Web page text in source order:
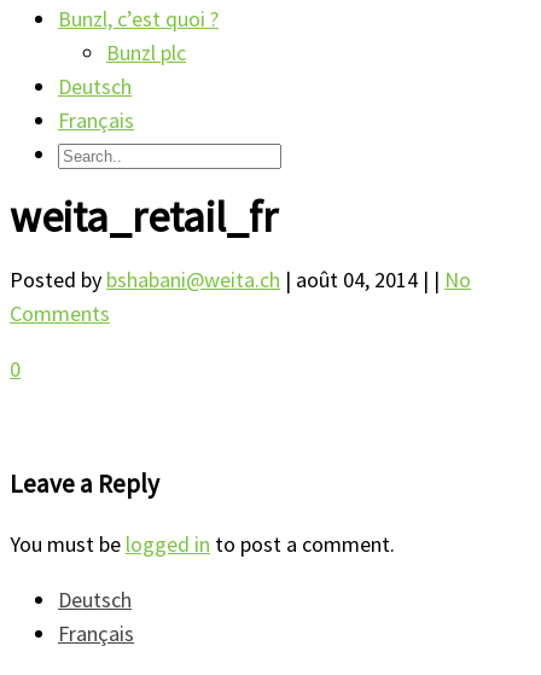
Bunzl, c’est quoi ?
Bunzl plc
Deutsch
Français
weita_retail_fr
Posted by bshabani@weita.ch | août 04, 2014 | | No
Comments
0
Leave a Reply
You must be logged in to post a comment.
Deutsch
Français